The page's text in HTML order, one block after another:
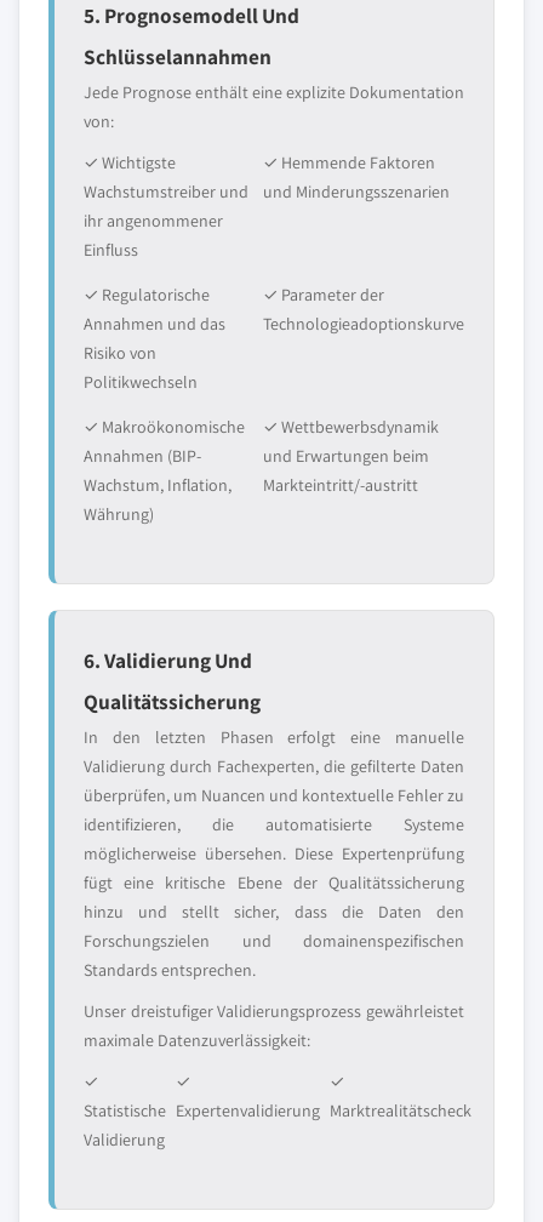
5. Prognosemodell Und
Schlüsselannahmen
Jede Prognose enthält eine explizite Dokumentation
von:
✓ Wichtigste
Wachstumstreiber und
ihr angenommener
Einfluss
✓ Hemmende Faktoren
und Minderungsszenarien
✓ Regulatorische
Annahmen und das
Risiko von
Politikwechseln
✓ Parameter der
Technologieadoptionskurve
✓ Makroökonomische
Annahmen (BIP-
Wachstum, Inflation,
Währung)
✓ Wettbewerbsdynamik
und Erwartungen beim
Markteintritt/-austritt
6. Validierung Und
Qualitätssicherung
In den letzten Phasen erfolgt eine manuelle
Validierung durch Fachexperten, die gefilterte Daten
überprüfen, um Nuancen und kontextuelle Fehler zu
identifizieren, die automatisierte Systeme
möglicherweise übersehen. Diese Expertenprüfung
fügt eine kritische Ebene der Qualitätssicherung
hinzu und stellt sicher, dass die Daten den
Forschungszielen und domainenspezifischen
Standards entsprechen.
Unser dreistufiger Validierungsprozess gewährleistet
maximale Datenzuverlässigkeit:
✓
Statistische
Validierung
✓
Expertenvalidierung
✓
Marktrealitätscheck